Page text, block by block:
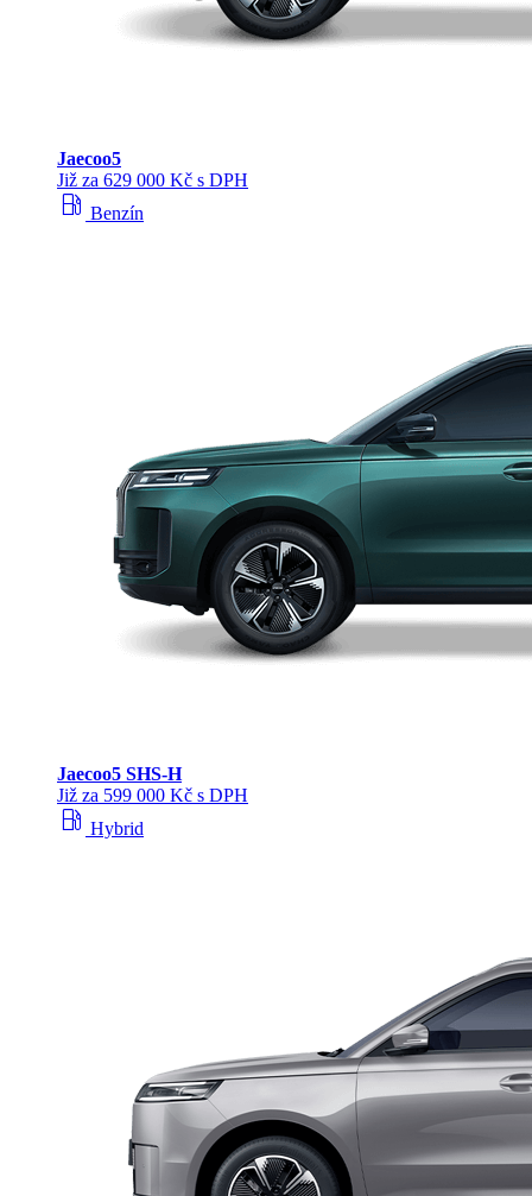
Jaecoo5
Již za 629 000 Kč s DPH
local_gas_station Benzín
Jaecoo5 SHS-H
Již za 599 000 Kč s DPH
local_gas_station Hybrid